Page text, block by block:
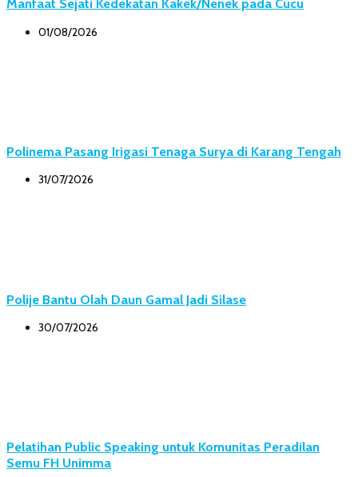
Manfaat Sejati Kedekatan Kakek/Nenek pada Cucu
01/08/2026
Polinema Pasang Irigasi Tenaga Surya di Karang Tengah
31/07/2026
Polije Bantu Olah Daun Gamal Jadi Silase
30/07/2026
Pelatihan Public Speaking untuk Komunitas Peradilan
Semu FH Unimma